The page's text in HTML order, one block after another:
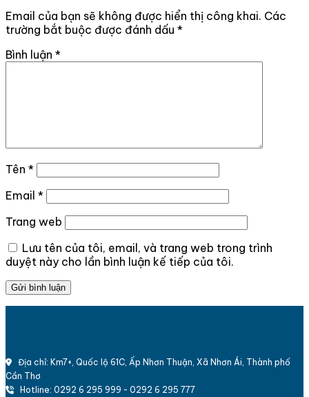
Email của bạn sẽ không được hiển thị công khai. Các
trường bắt buộc được đánh dấu *
Bình luận *
Tên *
Email *
Trang web
Lưu tên của tôi, email, và trang web trong trình
duyệt này cho lần bình luận kế tiếp của tôi.
Địa chỉ: Km7+, Quốc lộ 61C, Ấp Nhơn Thuận, Xã Nhơn Ái, Thành phố
Cần Thơ
Hotline: 0292 6 295 999 - 0292 6 295 777